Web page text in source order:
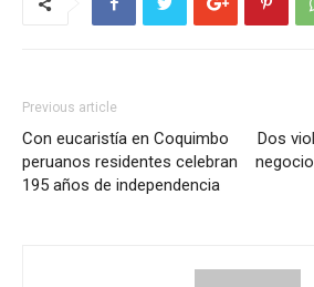
Previous article
Con eucaristía en Coquimbo
peruanos residentes celebran
195 años de independencia
Dos